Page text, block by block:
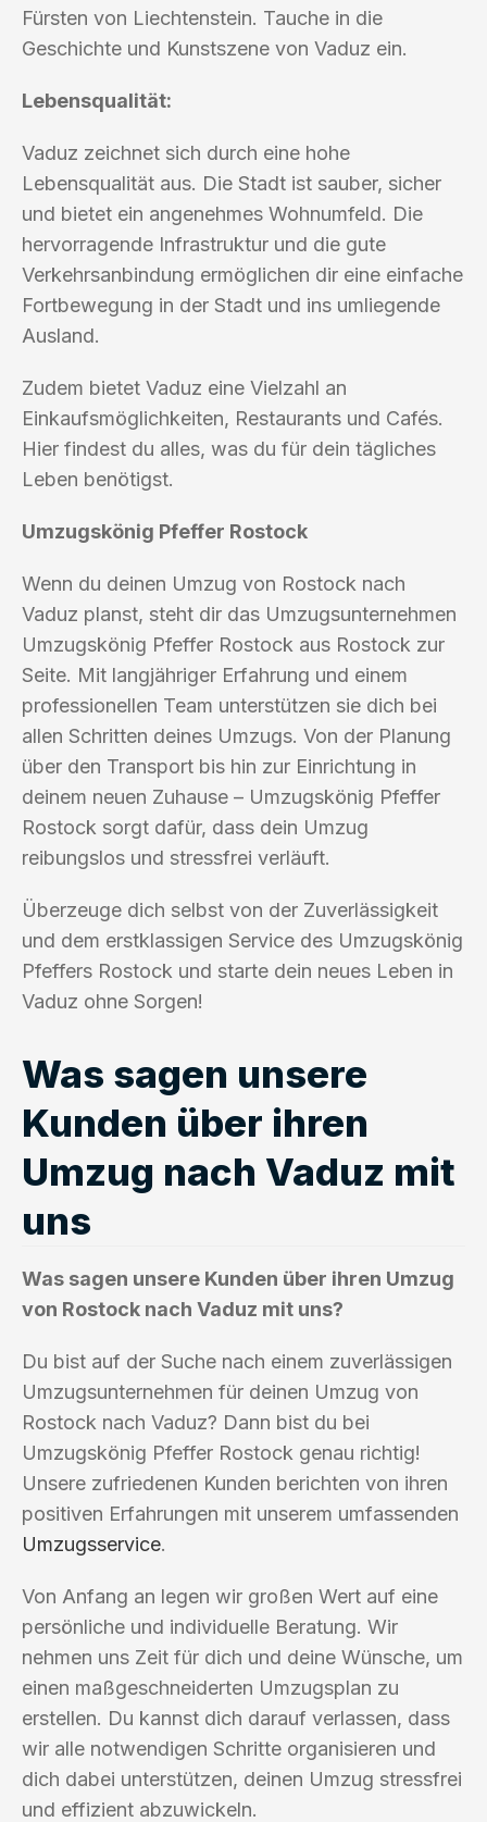
Fürsten von Liechtenstein. Tauche in die
Geschichte und Kunstszene von Vaduz ein.
Lebensqualität:
Vaduz zeichnet sich durch eine hohe
Lebensqualität aus. Die Stadt ist sauber, sicher
und bietet ein angenehmes Wohnumfeld. Die
hervorragende Infrastruktur und die gute
Verkehrsanbindung ermöglichen dir eine einfache
Fortbewegung in der Stadt und ins umliegende
Ausland.
Zudem bietet Vaduz eine Vielzahl an
Einkaufsmöglichkeiten, Restaurants und Cafés.
Hier findest du alles, was du für dein tägliches
Leben benötigst.
Umzugskönig Pfeffer Rostock
Wenn du deinen Umzug von Rostock nach
Vaduz planst, steht dir das Umzugsunternehmen
Umzugskönig Pfeffer Rostock aus Rostock zur
Seite. Mit langjähriger Erfahrung und einem
professionellen Team unterstützen sie dich bei
allen Schritten deines Umzugs. Von der Planung
über den Transport bis hin zur Einrichtung in
deinem neuen Zuhause – Umzugskönig Pfeffer
Rostock sorgt dafür, dass dein Umzug
reibungslos und stressfrei verläuft.
Überzeuge dich selbst von der Zuverlässigkeit
und dem erstklassigen Service des Umzugskönig
Pfeffers Rostock und starte dein neues Leben in
Vaduz ohne Sorgen!
Was sagen unsere
Kunden über ihren
Umzug nach Vaduz mit
uns
Was sagen unsere Kunden über ihren Umzug
von Rostock nach Vaduz mit uns?
Du bist auf der Suche nach einem zuverlässigen
Umzugsunternehmen für deinen Umzug von
Rostock nach Vaduz? Dann bist du bei
Umzugskönig Pfeffer Rostock genau richtig!
Unsere zufriedenen Kunden berichten von ihren
positiven Erfahrungen mit unserem umfassenden
Umzugsservice.
Von Anfang an legen wir großen Wert auf eine
persönliche und individuelle Beratung. Wir
nehmen uns Zeit für dich und deine Wünsche, um
einen maßgeschneiderten Umzugsplan zu
erstellen. Du kannst dich darauf verlassen, dass
wir alle notwendigen Schritte organisieren und
dich dabei unterstützen, deinen Umzug stressfrei
und effizient abzuwickeln.